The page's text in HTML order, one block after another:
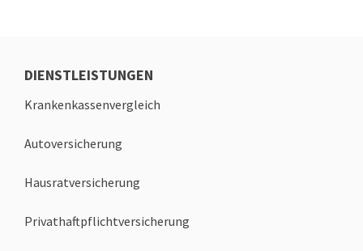
DIENSTLEISTUNGEN
Krankenkassenvergleich
Autoversicherung
Hausratversicherung
Privathaftpflichtversicherung